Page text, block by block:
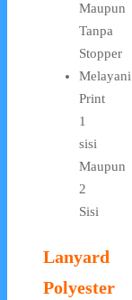
Maupun
Tanpa
Stopper
Melayani
Print
1
sisi
Maupun
2
Sisi
Lanyard
Polyester